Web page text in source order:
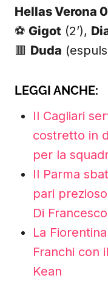
Hellas Verona
⚽ Gigot (2’),
🟥 Duda
LEGGI ANCHE:
Il Cagliari
costretto in
per la
Il Parma
pari
Di Francesco
La
Franchi con
Kean